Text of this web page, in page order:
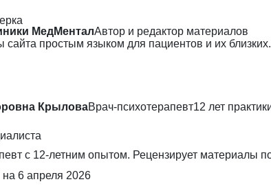
МедМенталАвтор и редактор материалов
сайта простым языком для пациентов и их близких.
КрыловаВрач-психотерапевт12 лет
с 12-летним опытом. Рецензирует материалы
на 6 апреля 2026